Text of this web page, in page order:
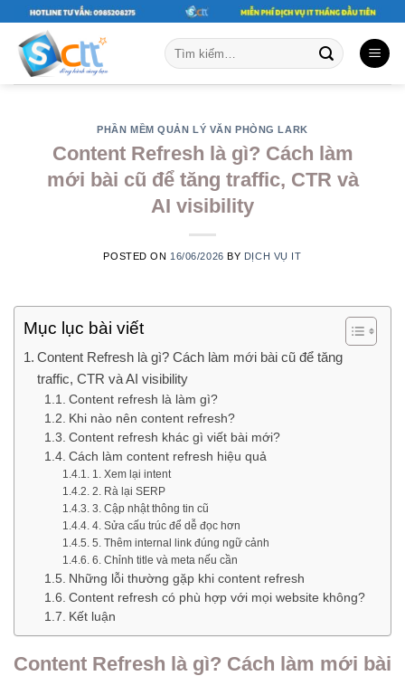
content
Tìm
kiếm:
PHẦN MỀM QUẢN LÝ VĂN PHÒNG LARK
Content Refresh là gì? Cách làm
mới bài cũ để tăng traffic, CTR và
AI visibility
POSTED ON 16/06/2026 BY DỊCH VỤ IT
Mục lục bài viết
Content Refresh là gì? Cách làm mới bài cũ để tăng
traffic, CTR và AI visibility
Content refresh là làm gì?
Khi nào nên content refresh?
Content refresh khác gì viết bài mới?
Cách làm content refresh hiệu quả
1. Xem lại intent
2. Rà lại SERP
3. Cập nhật thông tin cũ
4. Sửa cấu trúc để dễ đọc hơn
5. Thêm internal link đúng ngữ cảnh
6. Chỉnh title và meta nếu cần
Những lỗi thường gặp khi content refresh
Content refresh có phù hợp với mọi website không?
Kết luận
Content Refresh là gì? Cách làm mới bài